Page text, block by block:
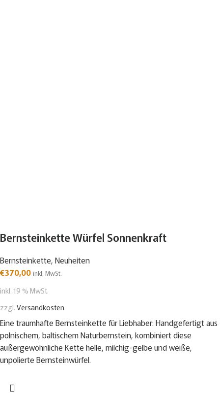
Bernsteinkette Würfel Sonnenkraft
Bernsteinkette, Neuheiten
€370,00 inkl. MwSt.
inkl. 19 % MwSt.
zzgl.Versandkosten
Eine traumhafte Bernsteinkette für Liebhaber: Handgefertigt aus
polnischem, baltischem Naturbernstein, kombiniert diese
außergewöhnliche Kette helle, milchig-gelbe und weiße,
unpolierte Bernsteinwürfel.